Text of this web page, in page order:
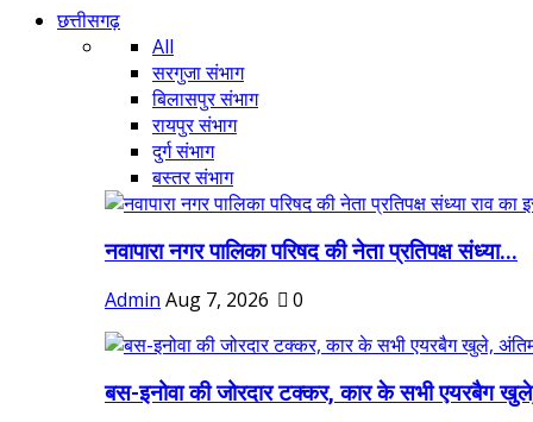
छत्तीसगढ़
All
सरगुजा संभाग
बिलासपुर संभाग
रायपुर संभाग
दुर्ग संभाग
बस्तर संभाग
नवापारा नगर पालिका परिषद की नेता प्रतिपक्ष संध्या...
Admin Aug 7, 2026 0
बस-इनोवा की जोरदार टक्कर, कार के सभी एयरबैग